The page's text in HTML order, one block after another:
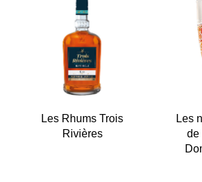
Les Rhums Trois
Rivières
Les
de